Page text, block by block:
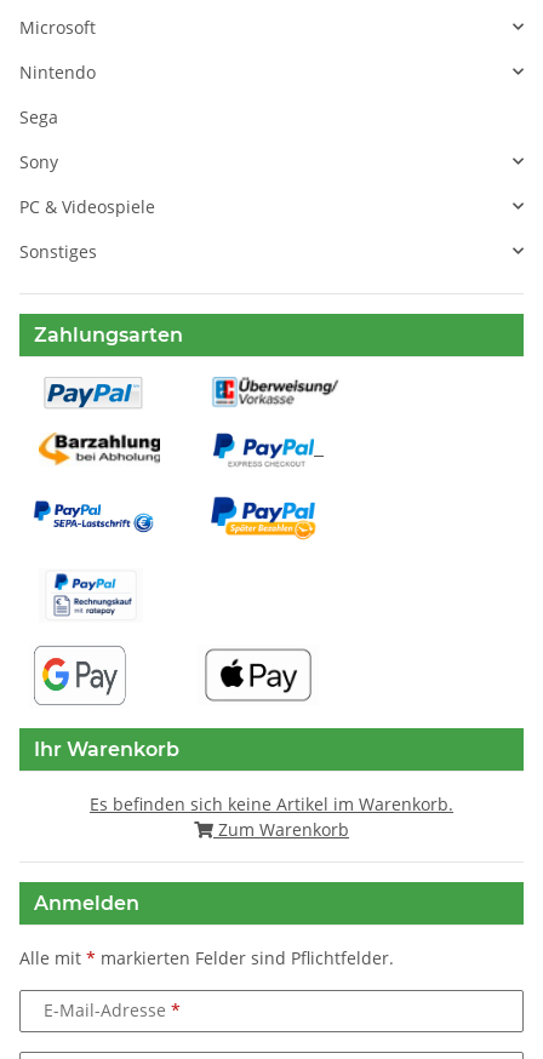
Microsoft
Nintendo
Sega
Sony
PC & Videospiele
Sonstiges
Zahlungsarten
Ihr Warenkorb
Es befinden sich keine Artikel im Warenkorb.
Zum Warenkorb
Anmelden
Alle mit * markierten Felder sind Pflichtfelder.
E-Mail-Adresse